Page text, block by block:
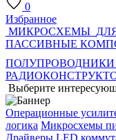
0
Избранное
МИКРОСХЕМЫ
ПАССИВНЫЕ
ПОЛУПРОВОДНИКИ
Выберите
Операционные
логика Микросхемы
Драйверы LED